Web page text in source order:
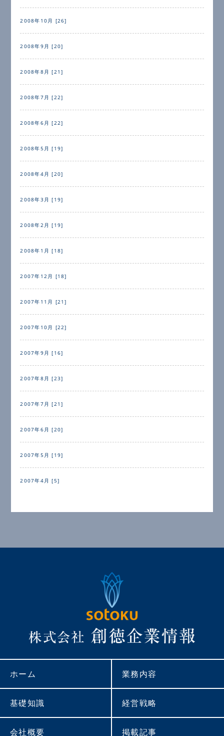
2008年10月 [26]
2008年9月 [20]
2008年8月 [21]
2008年7月 [22]
2008年6月 [22]
2008年5月 [19]
2008年4月 [20]
2008年3月 [19]
2008年2月 [19]
2008年1月 [18]
2007年12月 [18]
2007年11月 [21]
2007年10月 [22]
2007年9月 [16]
2007年8月 [23]
2007年7月 [21]
2007年6月 [20]
2007年5月 [19]
2007年4月 [5]
ホーム 業務内容
基礎知識 経営戦略
会社概要 掲載記事